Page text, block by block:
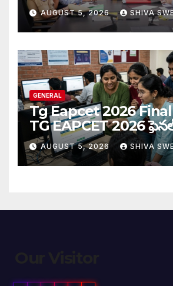
ఉద్యోగ పరీక్షలపై ప్రత్యేక
AUGUST 5, 2026 SHIVA
GENERAL
Tg Eapcet 2026
TG EAPCET 2026
కేటాయింపు పూర్తి…
AUGUST 5, 2026 SHIVA